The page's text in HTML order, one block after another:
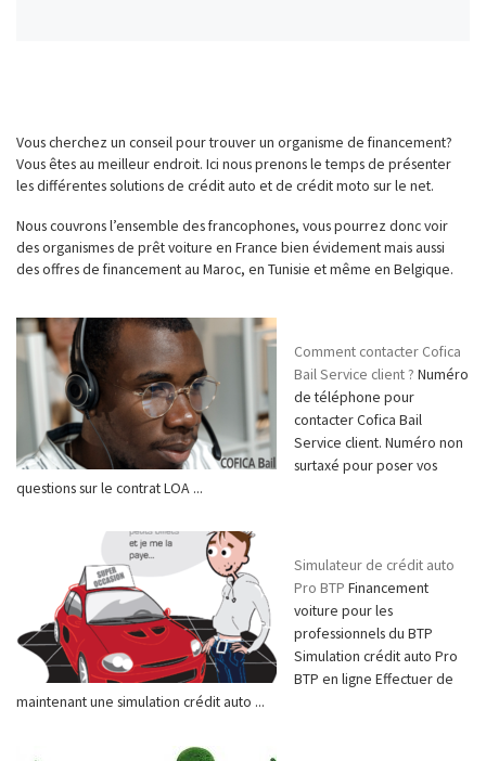
Vous cherchez un conseil pour trouver un organisme de financement?
Vous êtes au meilleur endroit. Ici nous prenons le temps de présenter
les différentes solutions de crédit auto et de crédit moto sur le net.
Nous couvrons l’ensemble des francophones, vous pourrez donc voir
des organismes de prêt voiture en France bien évidement mais aussi
des offres de financement au Maroc, en Tunisie et même en Belgique.
Comment contacter Cofica
Bail Service client ? Numéro
de téléphone pour
contacter Cofica Bail
Service client. Numéro non
surtaxé pour poser vos
questions sur le contrat LOA ...
Simulateur de crédit auto
Pro BTP Financement
voiture pour les
professionnels du BTP
Simulation crédit auto Pro
BTP en ligne Effectuer de
maintenant une simulation crédit auto ...